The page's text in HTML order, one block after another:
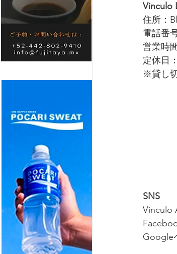
Vinculo
住所：
電話番
営業時
定休日
※貸し
SNS
Vinculo
Google